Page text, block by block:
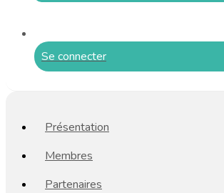
Se connecter
Présentation
Membres
Partenaires